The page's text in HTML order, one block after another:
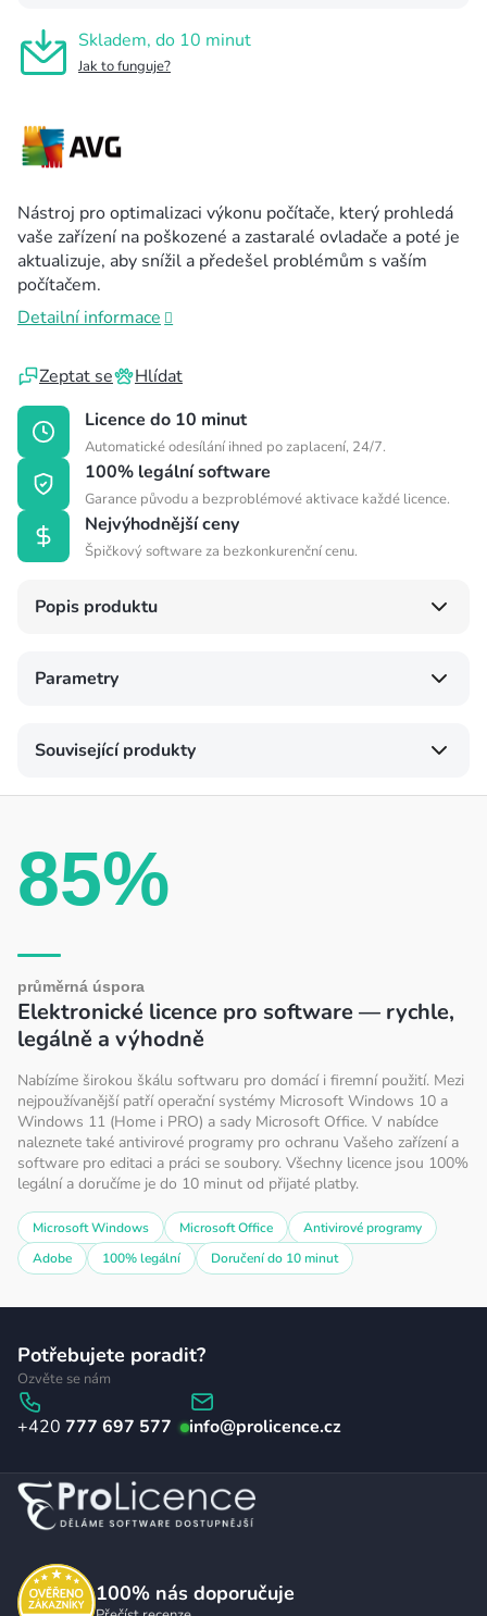
Skladem, do 10 minut
Jak to funguje?
Nástroj pro optimalizaci výkonu počítače, který prohledá
vaše zařízení na poškozené a zastaralé ovladače a poté je
aktualizuje, aby snížil a předešel problémům s vaším
počítačem.
Detailní informace
Zeptat se Hlídat
Licence do 10 minut
Automatické odesílání ihned po zaplacení, 24/7.
100% legální software
Garance původu a bezproblémové aktivace každé licence.
Nejvýhodnější ceny
Špičkový software za bezkonkurenční cenu.
Popis produktu
Parametry
Související produkty
85%
průměrná úspora
Elektronické licence pro software — rychle,
legálně a výhodně
Nabízíme širokou škálu softwaru pro domácí i firemní použití. Mezi
nejpoužívanější patří operační systémy Microsoft Windows 10 a
Windows 11 (Home i PRO) a sady Microsoft Office. V nabídce
naleznete také antivirové programy pro ochranu Vašeho zařízení a
software pro editaci a práci se soubory. Všechny licence jsou 100%
legální a doručíme je do 10 minut od přijaté platby.
Microsoft Windows Microsoft Office
Antivirové programy
Adobe
100% legální Doručení do 10 minut
t
100% nás doporučuje
Potřebujete poradit?
Ozvěte se nám
777 697 577 info@prolicence.cz